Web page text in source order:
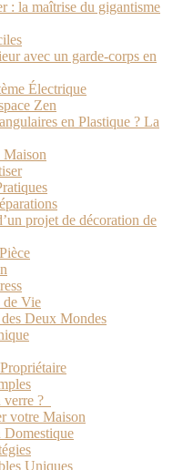
: la maîtrise du gigantisme
avec un garde-corps en
Électrique
Zen
en Plastique ? La
Maison
projet de décoration de
de Vie
Deux Mondes
verre ?
votre Maison
Domestique
Uniques